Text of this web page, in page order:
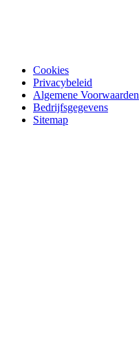
Cookies
Privacybeleid
Algemene Voorwaarden
Bedrijfsgegevens
Sitemap